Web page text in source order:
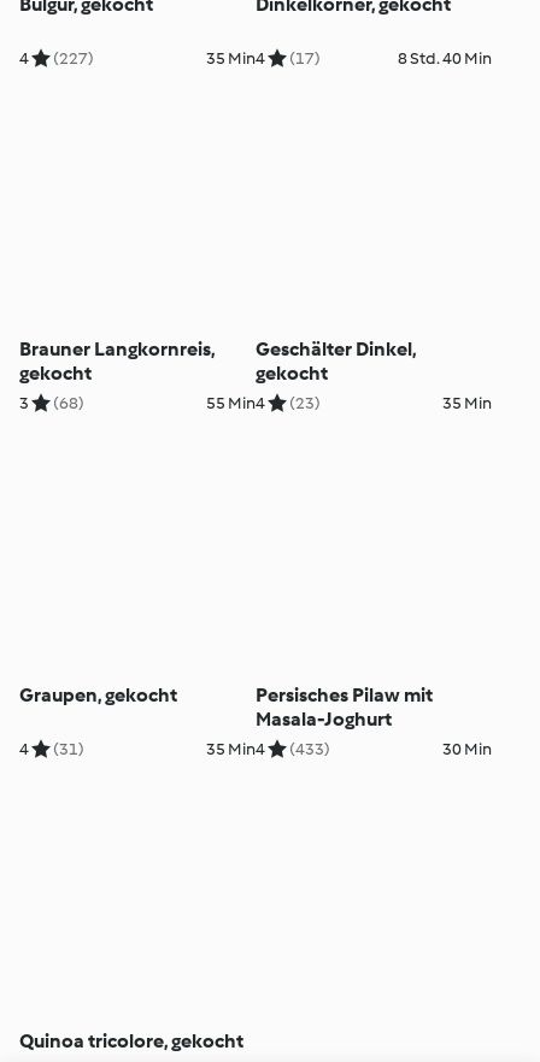
4 (227) 35 Min4 (17) 8 Std. 40 Min
Brauner Langkornreis,
gekocht
3 (68) 55 Min
Geschälter Dinkel,
gekocht
4 (23) 35 Min
Graupen, gekocht
4 (31) 35 Min
Persisches Pilaw mit
Masala-Joghurt
4 (433) 30 Min
Quinoa tricolore, gekocht